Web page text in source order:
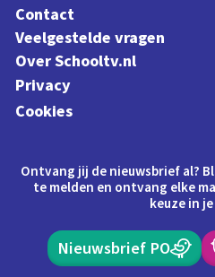
Contact
Veelgestelde vragen
Over Schooltv.nl
Privacy
Cookies
Ontvang jij de nieuwsbrief al?
te melden en ontvang elke
keuze in
Nieuwsbrief PO